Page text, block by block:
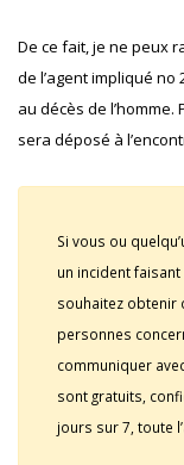
De ce fait, je ne peux
de l’agent impliqué
au décès de
sera déposé à
Si vous ou
un incident faisant
souhaitez obtenir
personnes
communiquer
sont gratuits,
jours sur 7, toute